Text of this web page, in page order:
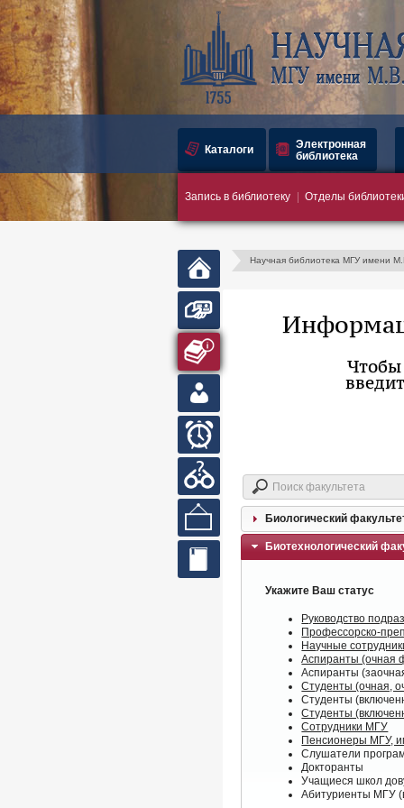
Главная
Вопросы
и ответы
Выставки
Сайты
Каталоги
Электронная
библиотека
Запись в библиотеку Отделы
Научная библиотека МГУ имени
Чтобы
Биологический
Биотехнологический
Укажите Ваш статус
Руководство
Профессорско-
Научные
Аспиранты (очная
Аспиранты
Студенты (очная,
Студенты
Студенты
Сотрудники МГУ
Пенсионеры МГУ,
Слушатели
Докторанты
Учащиеся школ
Абитуриенты МГУ